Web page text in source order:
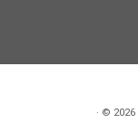
· © 2026